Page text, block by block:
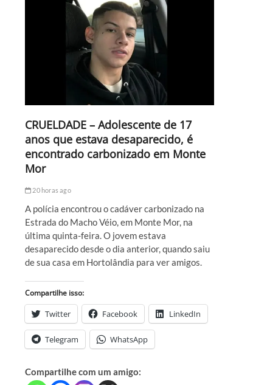
CRUELDADE – Adolescente de 17
anos que estava desaparecido, é
encontrado carbonizado em Monte
Mor
20 horas ago
A polícia encontrou o cadáver carbonizado na
Estrada do Macho Véio, em Monte Mor, na
última quinta-feira. O jovem estava
desaparecido desde o dia anterior, quando saiu
de sua casa em Hortolândia para ver amigos.
Compartilhe isso:
Twitter Facebook LinkedIn
Telegram WhatsApp
Compartilhe com um amigo: